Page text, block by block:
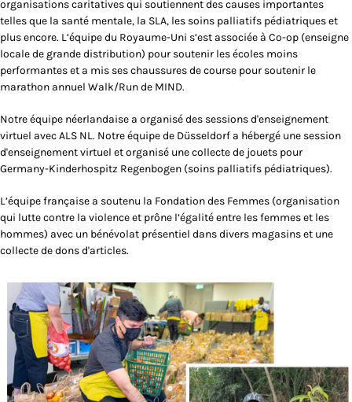
organisations caritatives qui soutiennent des causes importantes
telles que la santé mentale, la SLA, les soins palliatifs pédiatriques et
plus encore. L’équipe du Royaume-Uni s’est associée à Co-op (enseigne
locale de grande distribution) pour soutenir les écoles moins
performantes et a mis ses chaussures de course pour soutenir le
marathon annuel Walk/Run de MIND.
Notre équipe néerlandaise a organisé des sessions d'enseignement
virtuel avec ALS NL. Notre équipe de Düsseldorf a hébergé une session
d'enseignement virtuel et organisé une collecte de jouets pour
Germany-Kinderhospitz Regenbogen (soins palliatifs pédiatriques).
L’équipe française a soutenu la Fondation des Femmes (organisation
qui lutte contre la violence et prône l’égalité entre les femmes et les
hommes) avec un bénévolat présentiel dans divers magasins et une
collecte de dons d'articles.